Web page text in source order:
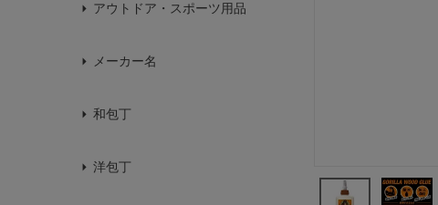
アウトドア・スポーツ用品
メーカー名
和包丁
洋包丁